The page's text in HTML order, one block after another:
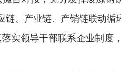
、产业链、产销链联动循
实领导干部联系企业制度